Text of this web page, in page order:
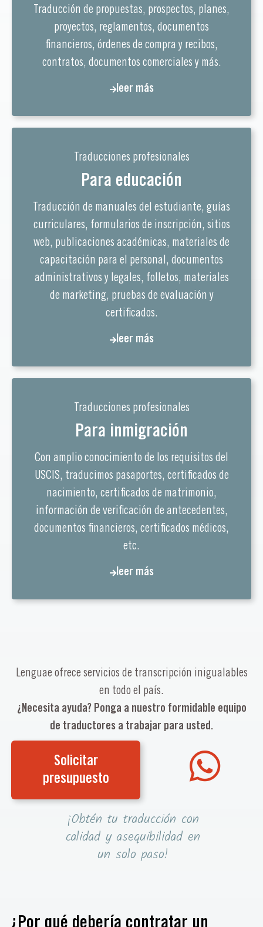
Traducción de propuestas, prospectos, planes,
proyectos, reglamentos, documentos
financieros, órdenes de compra y recibos,
contratos, documentos comerciales y más.
leer más
Traducciones profesionales
Para educación
Traducción de manuales del estudiante, guías
curriculares, formularios de inscripción, sitios
web, publicaciones académicas, materiales de
capacitación para el personal, documentos
administrativos y legales, folletos, materiales
de marketing, pruebas de evaluación y
certificados.
leer más
Traducciones profesionales
Para inmigración
Con amplio conocimiento de los requisitos del
USCIS, traducimos pasaportes, certificados de
nacimiento, certificados de matrimonio,
información de verificación de antecedentes,
documentos financieros, certificados médicos,
etc.
leer más
Lenguae ofrece servicios de transcripción inigualables
en todo el país.
¿Necesita ayuda? Ponga a nuestro formidable equipo
de traductores a trabajar para usted.
Solicitar
presupuesto
¡Obtén tu traducción con
calidad y asequibilidad en
un solo paso!
¿Por qué debería contratar un